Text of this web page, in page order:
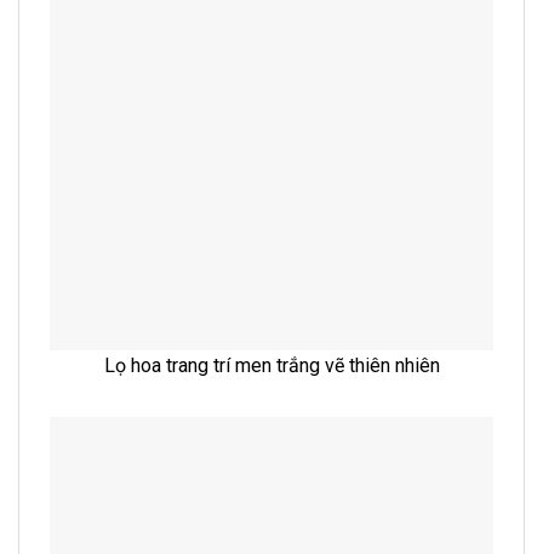
Lọ hoa trang trí men trắng vẽ thiên nhiên